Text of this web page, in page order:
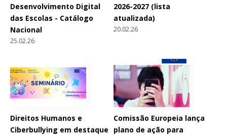
Desenvolvimento Digital
das Escolas - Catálogo
Nacional
25.02.26
2026-2027 (lista
atualizada)
20.02.26
Direitos Humanos e
Ciberbullying em destaque
Comissão Europeia lança
plano de ação para